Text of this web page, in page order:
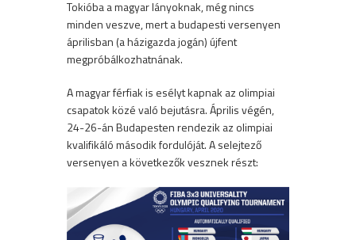
Tokióba a magyar lányoknak, még nincs
minden veszve, mert a budapesti versenyen
áprilisban (a házigazda jogán) újfent
megpróbálkozhatnának.
A magyar férfiak is esélyt kapnak az olimpiai
csapatok közé való bejutásra. Április végén,
24-26-án Budapesten rendezik az olimpiai
kvalifikáló második fordulóját. A selejtező
versenyen a következők vesznek részt: